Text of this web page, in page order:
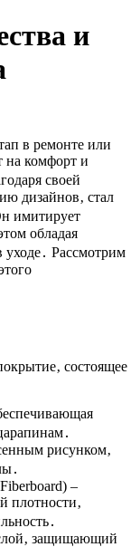
и
в ремонте или
на комфорт и
своей
дизайнов‚ стал
имитирует
обладая
уходе․ Рассмотрим
состоящее
рисунком‚
–
плотности‚
защищающий